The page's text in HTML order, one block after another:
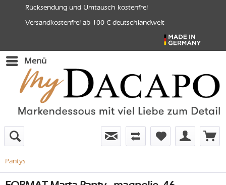
Rücksendung und Umtausch kostenfrei
Versandkostenfrei ab 100 € deutschlandweit
Menü
Pantys